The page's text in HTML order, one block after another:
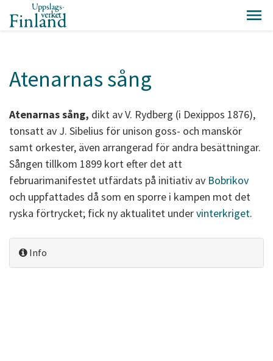
Atenarnas sång
Atenarnas sång, dikt av V. Rydberg (i Dexippos 1876),
tonsatt av J. Sibelius för unison goss- och manskör
samt orkester, även arrangerad för andra besättningar.
Sången tillkom 1899 kort efter det att
februarimanifestet utfärdats på initiativ av Bobrikov
och uppfattades då som en sporre i kampen mot det
ryska förtrycket; fick ny aktualitet undervinterkriget.
Info